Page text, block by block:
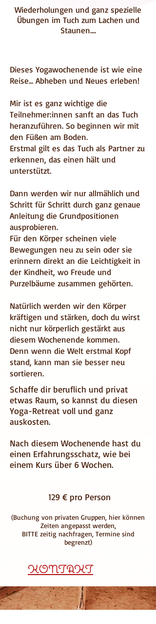
Wiederholungen und ganz spezielle
Übungen im Tuch zum Lachen und
Staunen....
Dieses Yogawochenende ist wie eine
Reise... Abheben und Neues erleben!
Mir ist es ganz wichtige die
Teilnehmer:innen sanft an das Tuch
heranzuführen. So beginnen wir mit
den Füßen am Boden.
Erstmal gilt es das Tuch als Partner zu
erkennen, das einen hält und
unterstützt.
Dann werden wir nur allmählich und
Schritt für Schritt durch ganz genaue
Anleitung die Grundpositionen
ausprobieren.
Für den Körper scheinen viele
Bewegungen neu zu sein oder sie
erinnern direkt an die Leichtigkeit in
der Kindheit, wo Freude und
Purzelbäume zusammen gehörten.
Natürlich werden wir den Körper
kräftigen und stärken, doch du wirst
nicht nur körperlich gestärkt aus
diesem Wochenende kommen.
Denn wenn die Welt erstmal Kopf
stand, kann man sie besser neu
sortieren.
Schaffe dir beruflich und privat
etwas Raum, so kannst du diesen
Yoga-Retreat voll und ganz
auskosten.
Nach diesem Wochenende hast du
einen Erfahrungsschatz, wie bei
einem Kurs über 6 Wochen.
129 € pro Person
(Buchung von privaten Gruppen, hier können
Zeiten angepasst werden,
BITTE zeitig nachfragen, Termine sind
begrenzt)
KONTAKT